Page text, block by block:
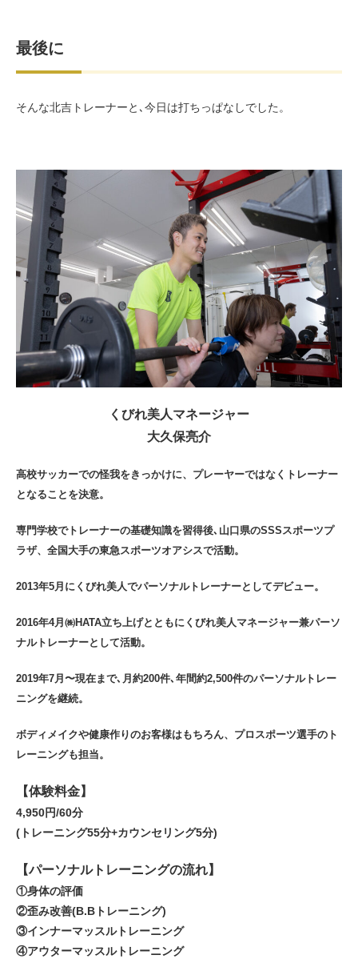
最後に
そんな北吉トレーナーと､今日は打ちっぱなしでした。
くびれ美人マネージャー
大久保亮介
高校サッカーでの怪我をきっかけに、プレーヤーではなくトレーナー
となることを決意。
専門学校でトレーナーの基礎知識を習得後､山口県のSSSスポーツプ
ラザ、全国大手の東急スポーツオアシスで活動。
2013年5月にくびれ美人でパーソナルトレーナーとしてデビュー。
2016年4月㈱HATA立ち上げとともにくびれ美人マネージャー兼パーソ
ナルトレーナーとして活動。
2019年7月〜現在まで､月約200件､年間約2,500件のパーソナルトレー
ニングを継続。
ボディメイクや健康作りのお客様はもちろん、プロスポーツ選手のト
レーニングも担当。
【体験料金】
4,950円/60分
(トレーニング55分+カウンセリング5分)
【パーソナルトレーニングの流れ】
①身体の評価
②歪み改善(B.Bトレーニング)
③インナーマッスルトレーニング
④アウターマッスルトレーニング